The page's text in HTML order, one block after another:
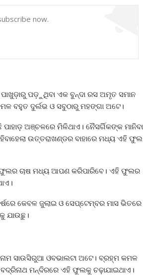
now.
ପଡ଼ୁଥିବା ଏକ ବୁନ୍ଦା ରସ ଅମୃତ ସମାନ
ବହୁତ ଦୁର୍ଲଭ ଓ ସବୁଠାରୁ ମହଙ୍ଗା ଅଟେ।
ଅଞ୍ଚଳରେ ମିଳିଥାଏ। ନୈସର୍ଗିକଙ୍କ ମାନିବା
ଉତ୍ତରାଖଣ୍ଡର ବାହାରେ ମଧ୍ୟ ଏହି ଫୁଲ
ଫୁଲର ଚାଷ ମଧ୍ୟ ଆପଣ କରିପାରିବେ। ଏହି ଫୁଲର
କେବଳ ଜୁଲାଇ ଓ ସେପ୍ଟେମ୍ବର ମାସ ଭିତରେ
ଯାଉଛୁ।
ସାଉସିରୁଆ ଓବଭାଲଟା ଅଟେ। ବ୍ରହ୍ମ କମଳ
ମନ୍ଦିରରେ ଏହି ଫୁଲକୁ ଚଢ଼ାଯାଇଥାଏ।